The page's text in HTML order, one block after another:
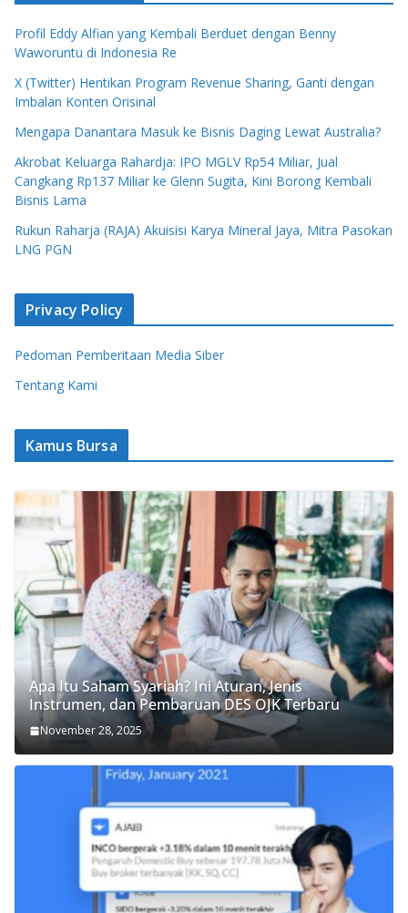
Profil Eddy Alfian yang Kembali Berduet dengan Benny
Waworuntu di Indonesia Re
X (Twitter) Hentikan Program Revenue Sharing, Ganti dengan
Imbalan Konten Orisinal
Mengapa Danantara Masuk ke Bisnis Daging Lewat Australia?
Akrobat Keluarga Rahardja: IPO MGLV Rp54 Miliar, Jual
Cangkang Rp137 Miliar ke Glenn Sugita, Kini Borong Kembali
Bisnis Lama
Rukun Raharja (RAJA) Akuisisi Karya Mineral Jaya, Mitra Pasokan
LNG PGN
Privacy Policy
Pedoman Pemberitaan Media Siber
Tentang Kami
Kamus Bursa
Apa Itu Saham Syariah? Ini Aturan, Jenis
Instrumen, dan Pembaruan DES OJK Terbaru
November 28, 2025